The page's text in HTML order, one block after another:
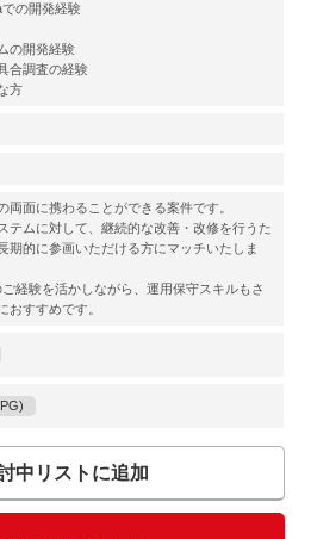
での開発経験
の開発経験
合調査の経験
方
両面に携わることができる案件です。
テムに対して、継続的な改善・改修を行うた
期的に参画いただける方にマッチいたしま
経験を活かしながら、運用保守スキルもさ
おすすめです。
中リストに追加